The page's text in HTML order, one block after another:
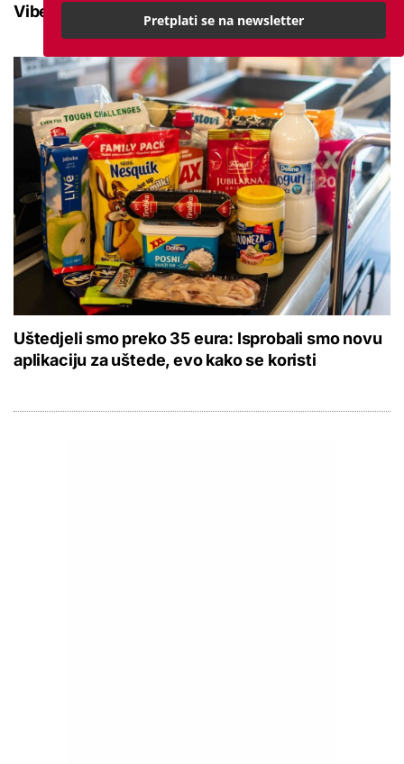
Viberu: Uključite se i ostanite informirani
Uštedjeli smo preko 35 eura: Isprobali smo novu
aplikaciju za uštede, evo kako se koristi
Pretplati se na newsletter